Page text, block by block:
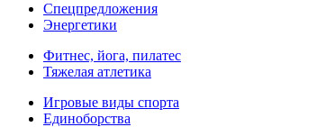
Спецпредложения
Энергетики
Фитнес, йога, пилатес
Тяжелая атлетика
Игровые виды спорта
Единоборства